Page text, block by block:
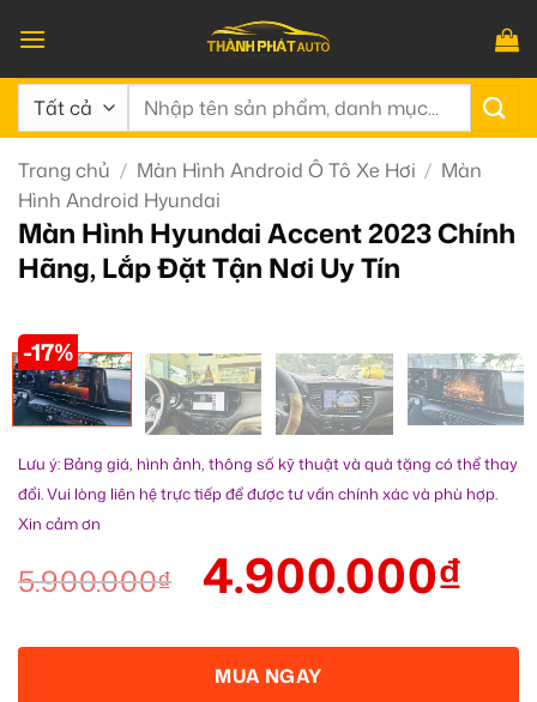
qua
nội
dung
Tìm
Trang chủ / Màn Hình Android Ô Tô Xe Hơi / Màn
Hình Android Hyundai
Màn Hình Hyundai Accent 2023 Chính
Hãng, Lắp Đặt Tận Nơi Uy Tín
-17%
Lưu ý: Bảng giá, hình ảnh, thông số kỹ thuật và quà tặng có thể thay
đổi. Vui lòng liên hệ trực tiếp để được tư vấn chính xác và phù hợp.
Xin cảm ơn
5.900.000₫ 4.900.000₫
MUA NGAY